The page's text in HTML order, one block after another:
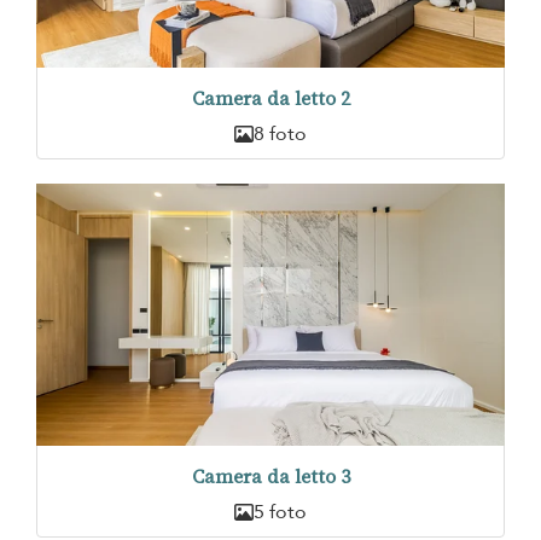
Camera da letto 2
8 foto
Camera da letto 3
5 foto